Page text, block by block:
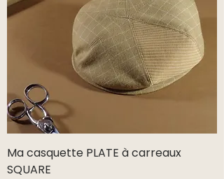
Ma casquette PLATE à carreaux
SQUARE